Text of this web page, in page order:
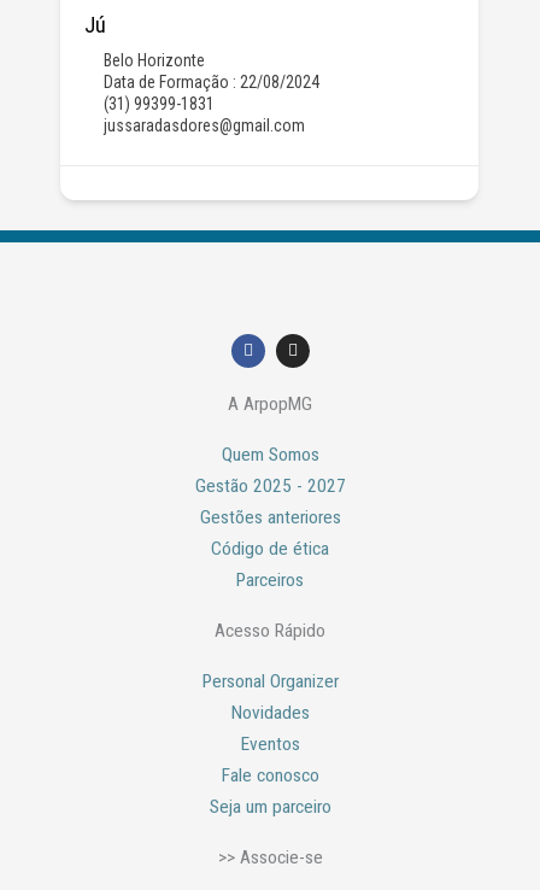
Jú
Belo Horizonte
Data de Formação : 22/08/2024
(31) 99399-1831
jussaradasdores@gmail.com
F
a
c
b
k
I
n
s
a
a
A ArpopMG
Quem Somos
Gestão 2025 - 2027
Gestões anteriores
Código de ética
Parceiros
Acesso Rápido
Personal Organizer
Novidades
Eventos
Fale conosco
Seja um parceiro
>> Associe-se